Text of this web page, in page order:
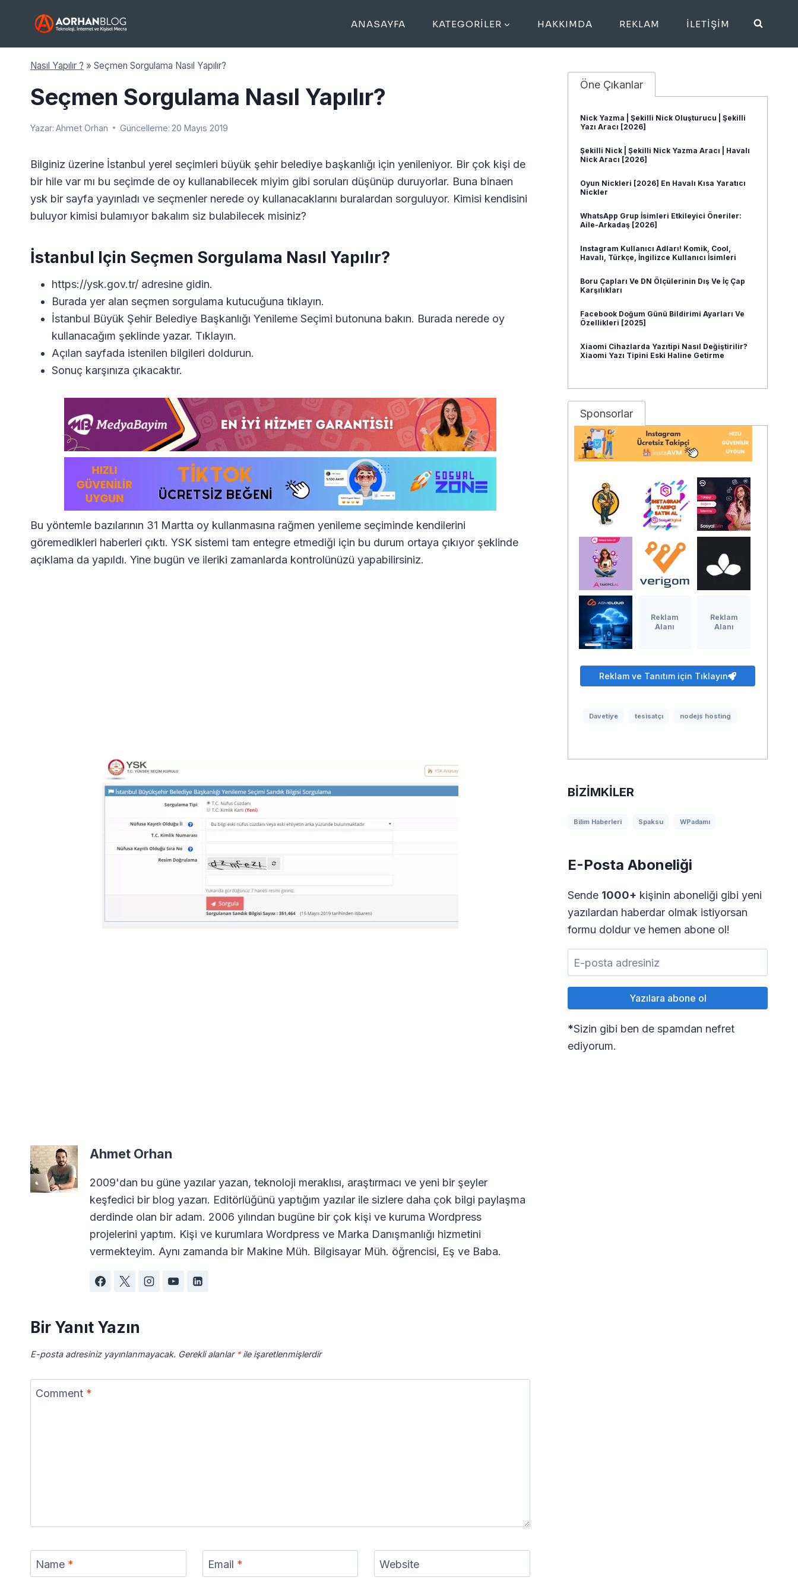
ANASAYFA KATEGORILER HAKKIMDA REKLAM İLETIŞIM
Nasıl Yapılır ? » Seçmen Sorgulama Nasıl Yapılır?
Seçmen Sorgulama Nasıl Yapılır?
Yazar: Ahmet Orhan Güncelleme: 20 Mayıs 2019
Bilginiz üzerine İstanbul yerel seçimleri büyük şehir belediye başkanlığı için yenileniyor. Bir çok kişi de
bir hile var mı bu seçimde de oy kullanabilecek miyim gibi soruları düşünüp duruyorlar. Buna binaen
ysk bir sayfa yayınladı ve seçmenler nerede oy kullanacaklarını buralardan sorguluyor. Kimisi kendisini
buluyor kimisi bulamıyor bakalım siz bulabilecek misiniz?
İstanbul Için Seçmen Sorgulama Nasıl Yapılır?
https://ysk.gov.tr/ adresine gidin.
Burada yer alan seçmen sorgulama kutucuğuna tıklayın.
İstanbul Büyük Şehir Belediye Başkanlığı Yenileme Seçimi butonuna bakın. Burada nerede oy
kullanacağım şeklinde yazar. Tıklayın.
Açılan sayfada istenilen bilgileri doldurun.
Sonuç karşınıza çıkacaktır.
Bu yöntemle bazılarının 31 Martta oy kullanmasına rağmen yenileme seçiminde kendilerini
göremedikleri haberleri çıktı. YSK sistemi tam entegre etmediği için bu durum ortaya çıkıyor şeklinde
açıklama da yapıldı. Yine bugün ve ileriki zamanlarda kontrolünüzü yapabilirsiniz.
Ahmet Orhan
2009'dan bu güne yazılar yazan, teknoloji meraklısı, araştırmacı ve yeni bir şeyler
keşfedici bir blog yazarı. Editörlüğünü yaptığım yazılar ile sizlere daha çok bilgi paylaşma
derdinde olan bir adam. 2006 yılından bugüne bir çok kişi ve kuruma Wordpress
projelerini yaptım. Kişi ve kurumlara Wordpress ve Marka Danışmanlığı hizmetini
vermekteyim. Aynı zamanda bir Makine Müh. Bilgisayar Müh. öğrencisi, Eş ve Baba.
Bir Yanıt Yazın
E-posta adresiniz yayınlanmayacak. Gerekli alanlar *ile işaretlenmişlerdir
Comment *
Name * Email * Website
Öne Çıkanlar
Nick Yazma | Şekilli Nick Oluşturucu | Şekilli
Yazı Aracı [2026]
Şekilli Nick | Şekilli Nick Yazma Aracı | Havalı
Nick Aracı [2026]
Oyun Nickleri [2026] En Havalı Kısa Yaratıcı
Nickler
WhatsApp Grup İsimleri Etkileyici Öneriler:
Aile-Arkadaş [2026]
Instagram Kullanıcı Adları! Komik, Cool,
Havalı, Türkçe, İngilizce Kullanıcı İsimleri
Boru Çapları Ve DN Ölçülerinin Dış Ve İç Çap
Karşılıkları
Facebook Doğum Günü Bildirimi Ayarları Ve
Özellikleri [2025]
Xiaomi Cihazlarda Yazıtipi Nasıl Değiştirilir?
Xiaomi Yazı Tipini Eski Haline Getirme
Sponsorlar
Reklam
Alanı
Reklam
Alanı
Reklam ve Tanıtım için Tıklayın
Davetiye tesisatçı nodejs hosting
BIZIMKILER
Bilim Haberleri Spaksu WPadamı
E-Posta Aboneliği
Sende 1000+ kişinin aboneliği gibi yeni
yazılardan haberdar olmak istiyorsan
formu doldur ve hemen abone ol!
*Sizin gibi ben de spamdan nefret
ediyorum.